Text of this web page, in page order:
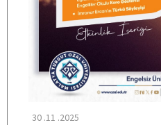
E- HİZMET
İLETİŞİM
30 .11 .2025